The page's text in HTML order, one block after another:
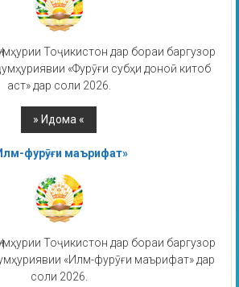
Тоҷикистон дар бораи баргузор
«Фурӯғи субҳи доноӣ китоб
аст» дар соли 2026.
фурӯғи маърифат»
Тоҷикистон дар бораи баргузор
«Илм-фурӯғи маърифат» дар
соли 2026.